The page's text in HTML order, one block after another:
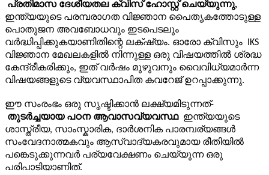
പ്രതിമാസ ദേശീയതല ക്വിസ് ഹോസ്റ്റ് ചെയ്യുന്നു,
ഇന്ത്യയുടെ പരമ്പരാഗത വിജ്ഞാന പൈതൃകത്തോടുള്ള
പൊതുജന അവബോധവും ഇടപെടലും
വർദ്ധിപ്പിക്കുകയാണിതിന്റെ ലക്‌ഷ്യം. ഓരോ ക്വിസും  IKS
വിജ്ഞാന മേഖലകളിൽ നിന്നുള്ള ഒരു വിഷയത്തിൽ ശ്രദ്ധ
കേന്ദ്രീകരിക്കും, ഇത് വർഷം മുഴുവനും വൈവിധ്യമാർന്ന
വിഷയങ്ങളുടെ വ്യവസ്ഥാപിത കവറേജ് ഉറപ്പാക്കുന്നു.
തുടർച്ചയായ പഠന ആവാസവ്യവസ്ഥ ഇന്ത്യയുടെ
ശാസ്ത്രീയ, സാംസ്കാരിക, ദാർശനിക പാരമ്പര്യങ്ങൾ
സംവേദനാത്മകവും ആസ്വാദ്യകരവുമായ രീതിയിൽ
പങ്കെടുക്കുന്നവർ പര്യവേക്ഷണം ചെയ്യുന്ന ഒരു
പരിപാടിയാണിത്.